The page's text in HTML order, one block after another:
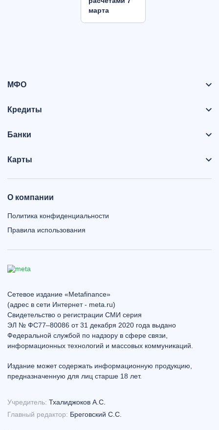
марта
МФО
Кредиты
Банки
Карты
О компании
Политика конфиденциальности
Правила использования
Сетевое издание «Metafinance»
(адрес в сети Интернет - meta.ru)
Свидетельство о регистрации СМИ серия
ЭЛ № ФС77–80086 от 31 декабря 2020 года выдано
Федеральной службой по надзору в сфере связи,
информационных технологий и массовых коммуникаций.
Издание может содержать информационную продукцию,
предназначенную для лиц старше 18 лет.
Учредитель: Тхалиджоков А.С.
Главный редактор: Бреговский С.С.